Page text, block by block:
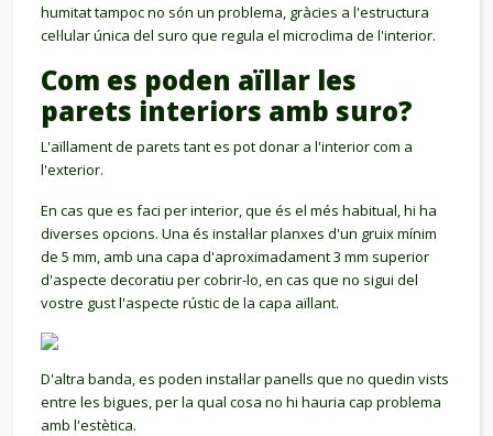
humitat tampoc no són un problema, gràcies a l'estructura
cel·lular única del suro que regula el microclima de l'interior.
Com es poden aïllar les
parets interiors amb suro?
L'aïllament de parets tant es pot donar a l'interior com a
l'exterior.
En cas que es faci per interior, que és el més habitual, hi ha
diverses opcions. Una és instal·lar planxes d'un gruix mínim
de 5 mm, amb una capa d'aproximadament 3 mm superior
d'aspecte decoratiu per cobrir-lo, en cas que no sigui del
vostre gust l'aspecte rústic de la capa aïllant.
D'altra banda, es poden instal·lar panells que no quedin vists
entre les bigues, per la qual cosa no hi hauria cap problema
amb l'estètica.